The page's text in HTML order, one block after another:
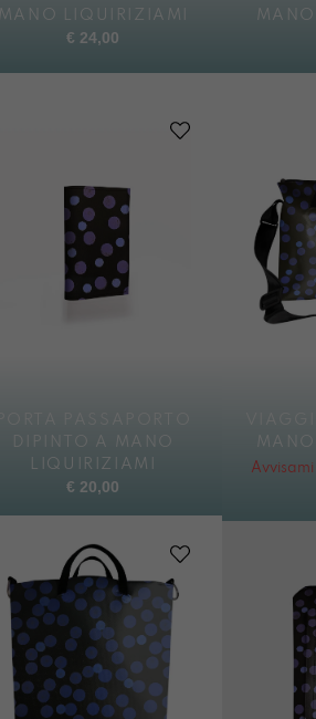
MANO LIQUIRIZIAMI
€ 24,00
DIPINTO A MANO
LIQUIRIZIAMI
€ 20,00